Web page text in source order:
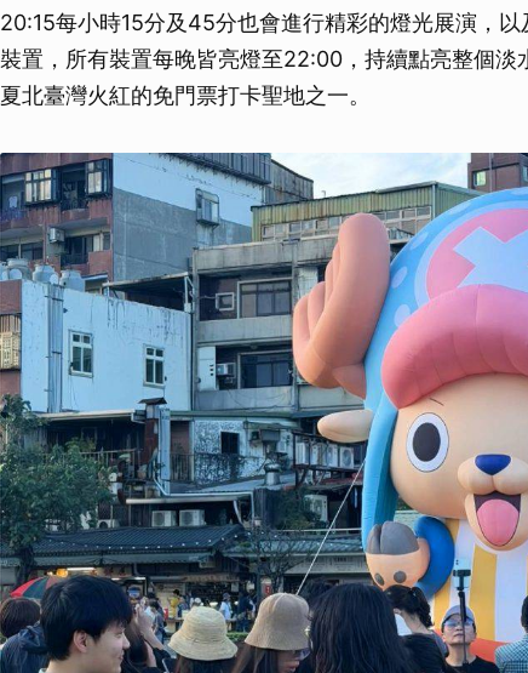
20:15每小時15分及45分也會進行精彩的燈光展演，
裝置，所有裝置每晚皆亮燈至22:00，持續點亮整個淡
夏北臺灣火紅的免門票打卡聖地之一。
取消